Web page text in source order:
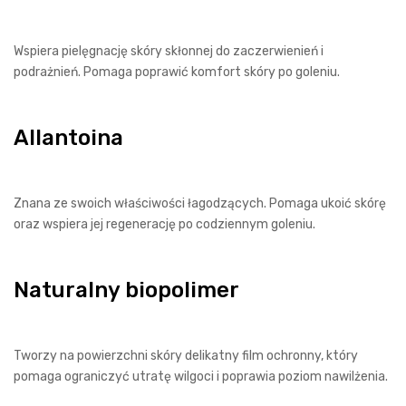
Wspiera pielęgnację skóry skłonnej do zaczerwienień i
podrażnień. Pomaga poprawić komfort skóry po goleniu.
Allantoina
Znana ze swoich właściwości łagodzących. Pomaga ukoić skórę
oraz wspiera jej regenerację po codziennym goleniu.
Naturalny biopolimer
Tworzy na powierzchni skóry delikatny film ochronny, który
pomaga ograniczyć utratę wilgoci i poprawia poziom nawilżenia.